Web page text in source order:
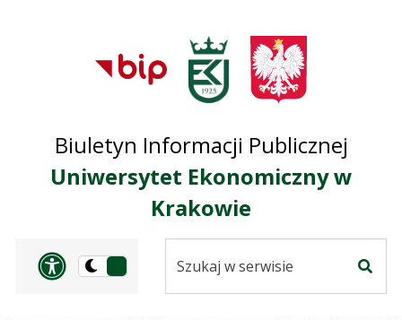
Przejdź do
głównego menu
Przejdź do treści
Przejdź do mapy
serwisu
Biuletyn Informacji Publicznej
Uniwersytet Ekonomiczny w
Krakowie
Panel dostosowania
Przełącz
serwisie